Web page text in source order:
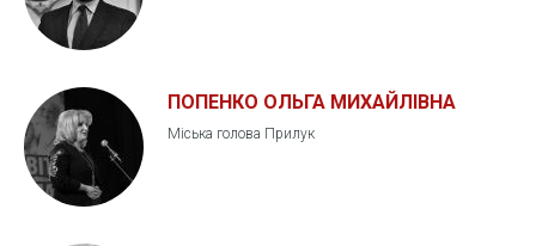
ПОПЕНКО ОЛЬГА МИХАЙЛІВНА
Міська голова Прилук